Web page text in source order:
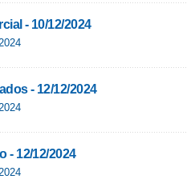
- 10/12/2024
- 12/12/2024
- 12/12/2024